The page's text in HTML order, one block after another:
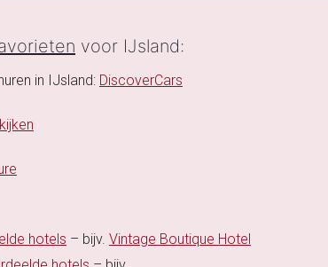
voor IJsland:
in IJsland: DiscoverCars
hotels – bijv. Vintage Boutique Hotel